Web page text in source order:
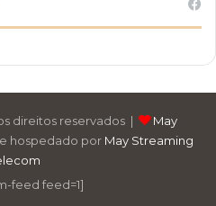
direitos reservados |
May
hospedado por May Streaming
feed feed=1]